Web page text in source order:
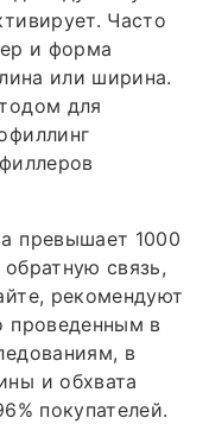
Часто
и форма
или ширина.
для
превышает 1000
связь,
рекомендуют
проведенным в
в
и обхвата
покупателей.